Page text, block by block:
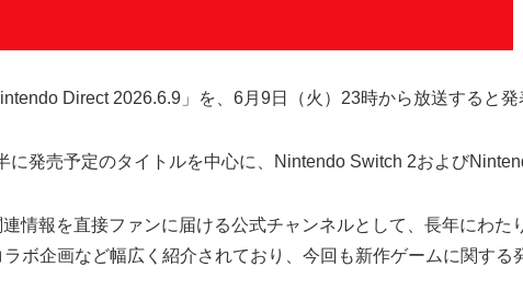
Direct 2026.6.9」を、6月9日（火）23時から放送すると発
発売予定のタイトルを中心に、Nintendo Switch 2および
情報を直接ファンに届ける公式チャンネルとして、長年にわ
ボ企画など幅広く紹介されており、今回も新作ゲームに関する